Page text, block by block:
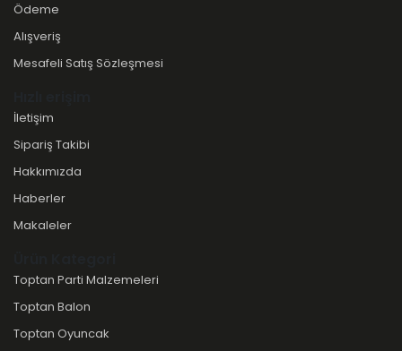
Ödeme
Alışveriş
Mesafeli Satış Sözleşmesi
İletişim
Sipariş Takibi
Hakkımızda
Haberler
Makaleler
Toptan Parti Malzemeleri
Toptan Balon
Toptan Oyuncak